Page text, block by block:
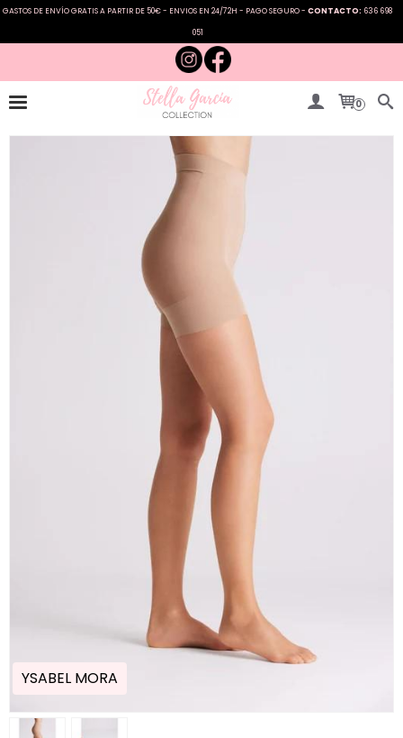
GASTOS DE ENVÍO GRATIS A PARTIR DE 50€ - ENVIOS EN 24/72H - PAGO SEGURO - CONTACTO: 636 698
051
0
YSABEL MORA